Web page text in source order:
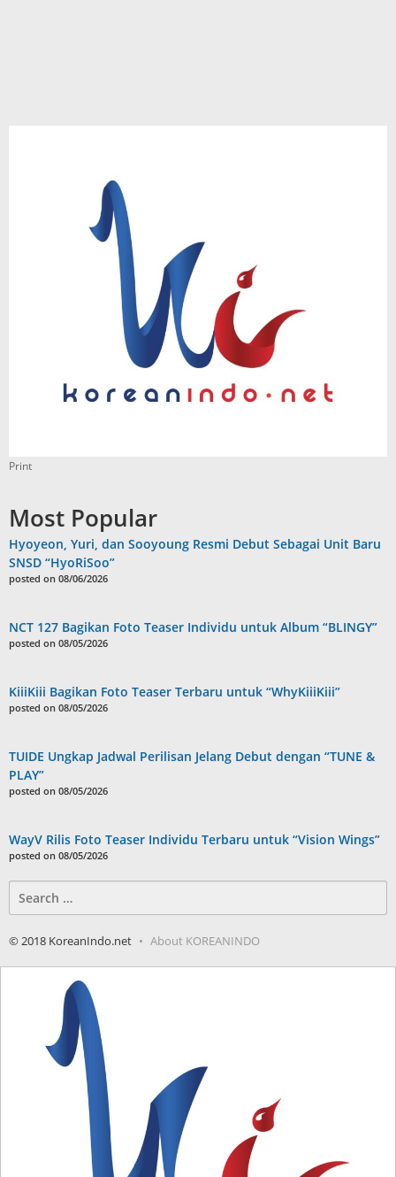
Print
Most Popular
Hyoyeon, Yuri, dan Sooyoung Resmi Debut Sebagai Unit Baru
SNSD “HyoRiSoo”
posted on 08/06/2026
NCT 127 Bagikan Foto Teaser Individu untuk Album “BLINGY”
posted on 08/05/2026
KiiiKiii Bagikan Foto Teaser Terbaru untuk “WhyKiiiKiii”
posted on 08/05/2026
TUIDE Ungkap Jadwal Perilisan Jelang Debut dengan “TUNE &
PLAY”
posted on 08/05/2026
WayV Rilis Foto Teaser Individu Terbaru untuk “Vision Wings”
posted on 08/05/2026
for:
© 2018 KoreanIndo.net About KOREANINDO